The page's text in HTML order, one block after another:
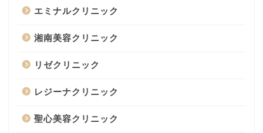
エミナルクリニック
湘南美容クリニック
リゼクリニック
レジーナクリニック
聖心美容クリニック